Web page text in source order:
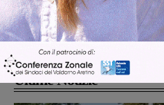
La Misericordia in festa per il patrono
San Sebastiano, sfilano le ambulanze
e i mezzi
Ultime Notizie